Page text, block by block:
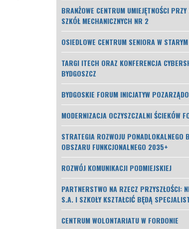
BRANŻOWE CENTRUM UMIEJĘTNOŚCI
SZKÓŁ MECHANICZNYCH NR 2
OSIEDLOWE CENTRUM SENIORA W
TARGI ITECH ORAZ KONFERENCJA
BYDGOSZCZ
BYDGOSKIE FORUM INICJATYW
MODERNIZACJA OCZYSZCZALNI ŚCIEKÓW
STRATEGIA ROZWOJU PONADLOKALNEGO
OBSZARU FUNKCJONALNEGO 2035+
ROZWÓJ KOMUNIKACJI PODMIEJSKIEJ
PARTNERSTWO NA RZECZ PRZYSZŁOŚCI:
S.A. I SZKOŁY KSZTAŁCIĆ BĘDĄ
CENTRUM WOLONTARIATU W FORDONIE